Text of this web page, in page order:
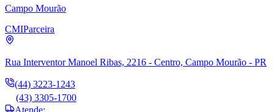
Campo Mourão
CMIParceira
Rua Interventor Manoel Ribas, 2216 - Centro, Campo Mourão - PR
(44) 3223-1243
(43) 3305-1700
Atende: